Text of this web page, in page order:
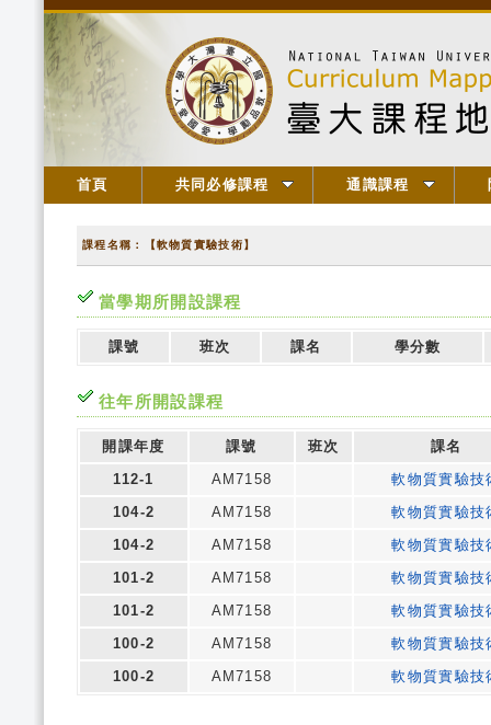
首頁 共同必修課程 通識課程
課程名稱：【軟物質實驗技術】
當學期所開設課程
課號 班次 課名 學分數
往年所開設課程
開課年度 課號 班次
課名
112-1
AM7158
軟物質實驗技
104-2
AM7158
軟物質實驗技
104-2
AM7158
軟物質實驗技
101-2
AM7158
軟物質實驗技
101-2
AM7158
軟物質實驗技
100-2
AM7158
軟物質實驗技
100-2
AM7158 軟物質實驗技